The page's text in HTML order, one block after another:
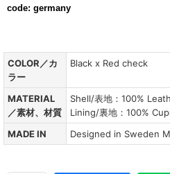
code: germany
COLOR／カ
ラー
Black x Red check
MATERIAL
／素材、材質
Shell/表地：100%
Lining/裏地：100%
MADE IN
Designed in Sweden